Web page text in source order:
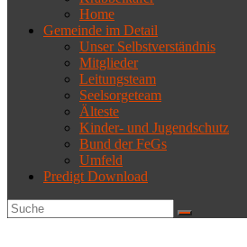
Home
Gemeinde im Detail
Unser Selbstverständnis
Mitglieder
Leitungsteam
Seelsorgeteam
Älteste
Kinder- und Jugendschutz
Bund der FeGs
Umfeld
Predigt Download